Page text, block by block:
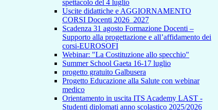
spettacolo del 4 luglio
Uscite didattiche e AGGIORNAMENTO
CORSI Docenti 2026_2027
Scadenza 31 agosto Formazione Docenti –
Supporto alla progettazione e all’affidamento dei
corsi-EUROSOFI
Webinar: "La Costituzione allo specchio"
Summer School Gaeta 16-17 luglio
progetto gratuito Galbusera
Progetto Educazione alla Salute con webinar
medico
Orientamento in uscita ITS Academy LAST -
Studenti diplomati anno scolastico 2025/2026